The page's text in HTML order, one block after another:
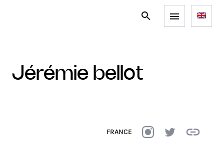
jérémie bellot
FRANCE